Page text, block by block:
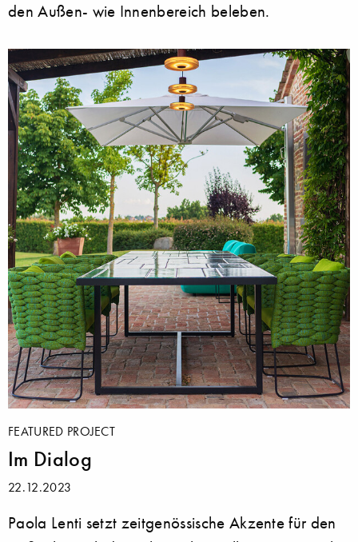
den Außen- wie Innenbereich beleben.
FEATURED PROJECT
Im Dialog
22.12.2023
Paola Lenti setzt zeitgenössische Akzente für den